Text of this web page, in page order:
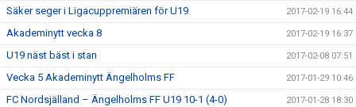
Säker seger i Ligacuppremiären för U19 2017-02-19 16:44
Akademinytt vecka 8 2017-02-19 16:37
U19 näst bäst i stan 2017-02-08 07:51
Vecka 5 Akademinytt Ängelholms FF 2017-01-29 10:46
FC Nordsjälland – Ängelholms FF U19 10-1 (4-0) 2017-01-28 18:30